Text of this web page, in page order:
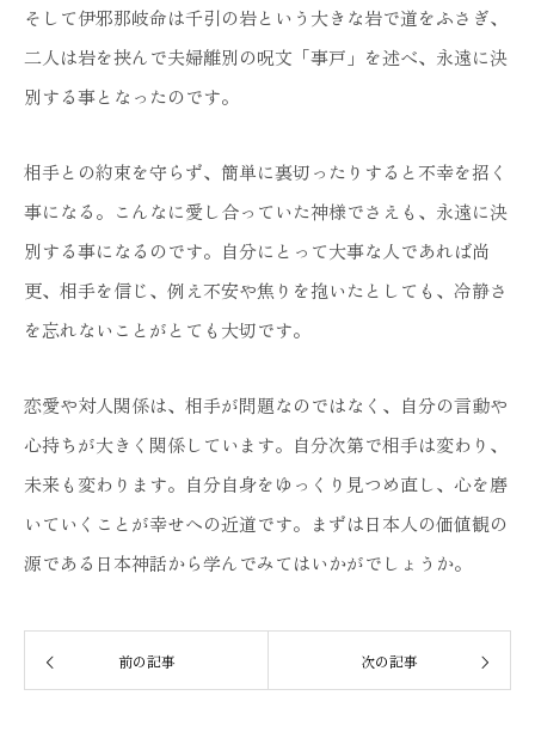
そして伊邪那岐命は千引の岩という大きな岩で道をふさぎ、
二人は岩を挟んで夫婦離別の呪文「事戸」を述べ、永遠に決
別する事となったのです。
相手との約束を守らず、簡単に裏切ったりすると不幸を招く
事になる。こんなに愛し合っていた神様でさえも、永遠に決
別する事になるのです。自分にとって大事な人であれば尚
更、相手を信じ、例え不安や焦りを抱いたとしても、冷静さ
を忘れないことがとても大切です。
恋愛や対人関係は、相手が問題なのではなく、自分の言動や
心持ちが大きく関係しています。自分次第で相手は変わり、
未来も変わります。自分自身をゆっくり見つめ直し、心を磨
いていくことが幸せへの近道です。まずは日本人の価値観の
源である日本神話から学んでみてはいかがでしょうか。
前の記事 次の記事